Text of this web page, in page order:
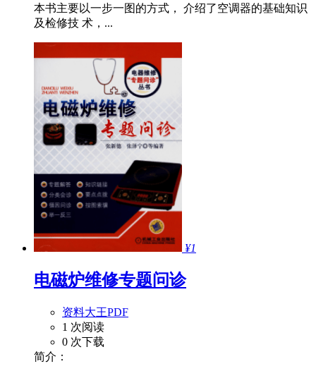
本书主要以一步一图的方式， 介绍了空调器的基础知识
及检修技 术，...
¥1
电磁炉维修专题问诊
资料大王PDF
1 次阅读
0 次下载
简介：